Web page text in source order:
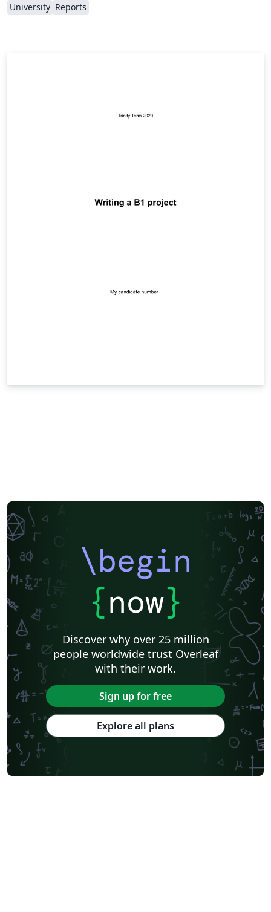
University Reports
\begin
{now}
Discover why over 25 million
people worldwide trust Overleaf
with their work.
Sign up for free
Explore all plans